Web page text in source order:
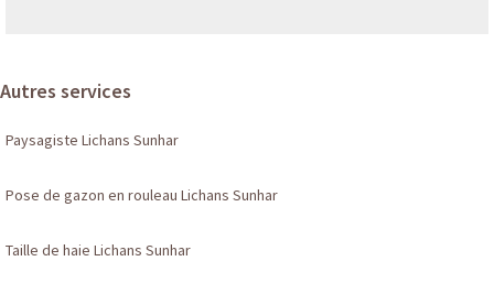
Autres services
Paysagiste Lichans Sunhar
Pose de gazon en rouleau Lichans Sunhar
Taille de haie Lichans Sunhar